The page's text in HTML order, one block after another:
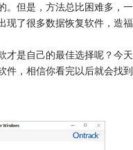
。但是，方法总比困难多，一
现了很多数据恢复软件，造福
才是自己的最佳选择呢？今天
件，相信你看完以后就会找到